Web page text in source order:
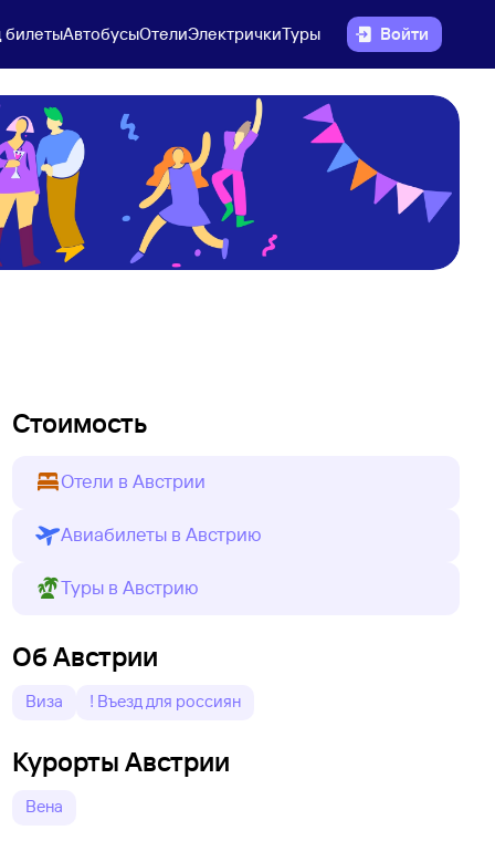
АвтобусыОтелиЭлектричкиТуры Войти
Стоимость
Отели в Австрии
Авиабилеты в Австрию
Туры в Австрию
Об Австрии
Виза ! Въезд для россиян
Курорты Австрии
Вена